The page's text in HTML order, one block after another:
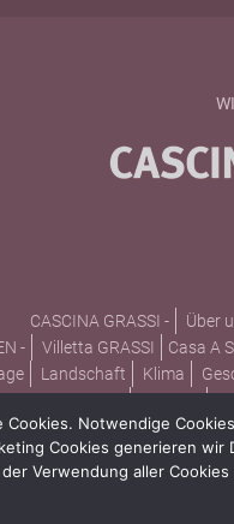
CASCINA GRASSI - Über
-
Villetta GRASSI Casa A
Landschaft Klima
© 2026
Notwendige
Cookies generieren
Verwendung aller